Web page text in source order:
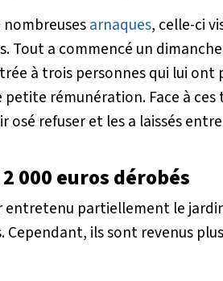
nombreusesarnaques, celle-ci
Tout a commencé un
à trois personnes qui lui
rémunération. Face à
osé refuser et les a laissés
000 euros dérobés
entretenu partiellement le
Cependant, ils sont revenus